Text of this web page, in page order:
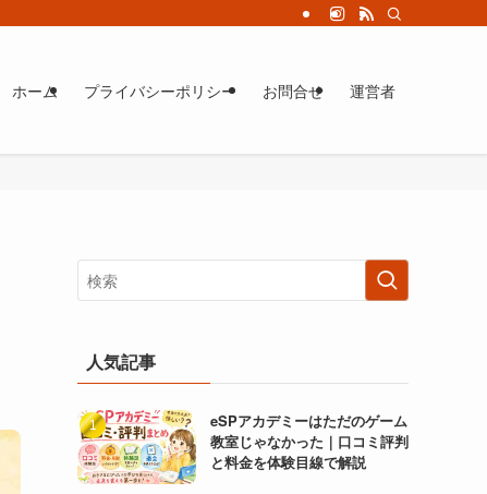
ホーム プライバシーポリシー お問合せ 運営者
人気記事
eSPアカデミーはただのゲーム
教室じゃなかった｜口コミ評判
と料金を体験目線で解説